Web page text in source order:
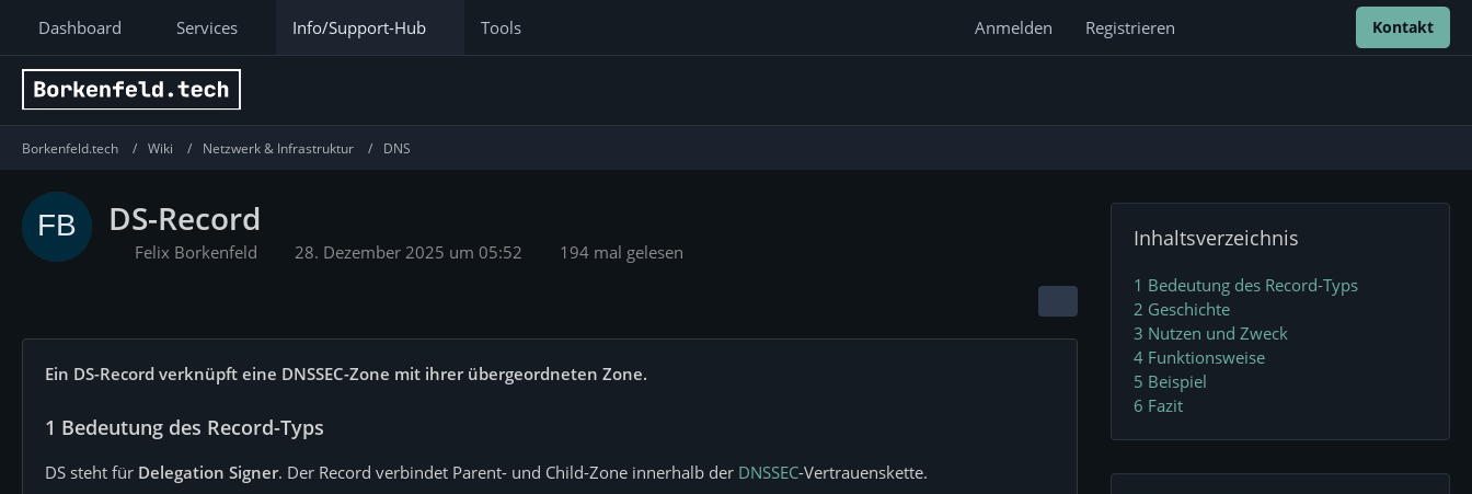
Dashboard Services Info/Support-Hub Tools Anmelden Registrieren Kontakt
Borkenfeld.tech Wiki Netzwerk & Infrastruktur DNS
DS-Record
Felix Borkenfeld 28. Dezember 2025 um 05:52 194 mal gelesen
Ein DS-Record verknüpft eine DNSSEC-Zone mit ihrer übergeordneten Zone.
1 Bedeutung des Record-Typs
DS steht für Delegation Signer. Der Record verbindet Parent- und Child-Zone innerhalb der DNSSEC-Vertrauenskette.
Inhaltsverzeichnis
1 Bedeutung des Record-Typs
2 Geschichte
3 Nutzen und Zweck
4 Funktionsweise
5 Beispiel
6 Fazit